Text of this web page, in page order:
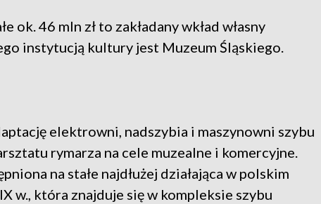
ok. 46 mln zł to zakładany wkład własny
instytucją kultury jest Muzeum Śląskiego.
elektrowni, nadszybia i maszynowni szybu
rymarza na cele muzealne i komercyjne.
na stałe najdłużej działająca w polskim
w., która znajduje się w kompleksie szybu